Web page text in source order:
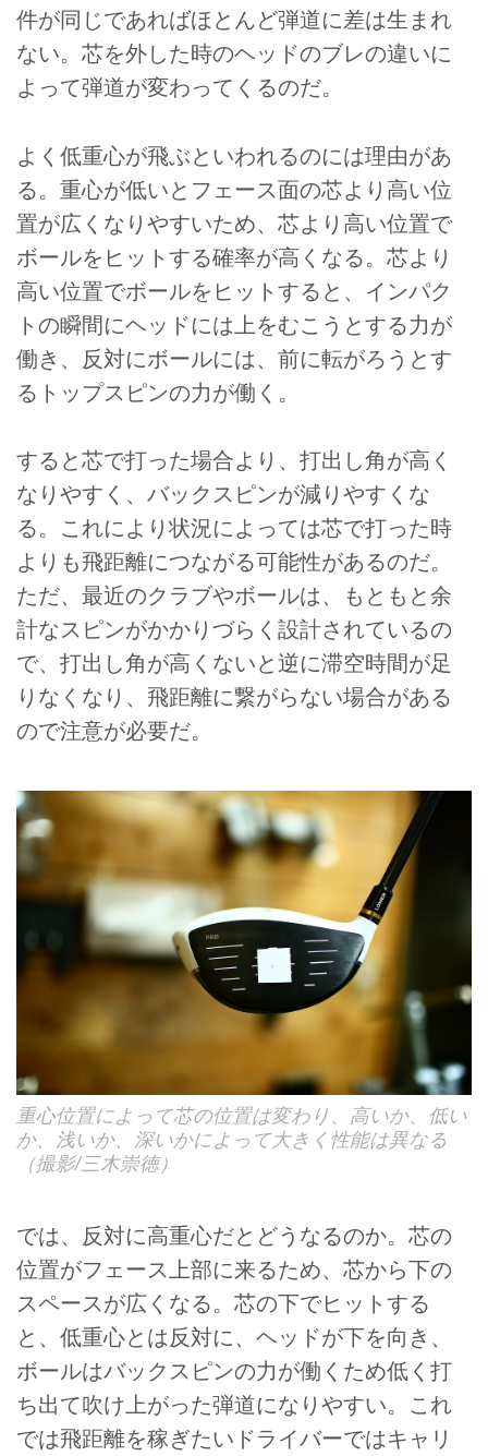
件が同じであればほとんど弾道に差は生まれ
ない。芯を外した時のヘッドのブレの違いに
よって弾道が変わってくるのだ。
よく低重心が飛ぶといわれるのには理由があ
る。重心が低いとフェース面の芯より高い位
置が広くなりやすいため、芯より高い位置で
ボールをヒットする確率が高くなる。芯より
高い位置でボールをヒットすると、インパク
トの瞬間にヘッドには上をむこうとする力が
働き、反対にボールには、前に転がろうとす
るトップスピンの力が働く。
すると芯で打った場合より、打出し角が高く
なりやすく、バックスピンが減りやすくな
る。これにより状況によっては芯で打った時
よりも飛距離につながる可能性があるのだ。
ただ、最近のクラブやボールは、もともと余
計なスピンがかかりづらく設計されているの
で、打出し角が高くないと逆に滞空時間が足
りなくなり、飛距離に繋がらない場合がある
ので注意が必要だ。
重心位置によって芯の位置は変わり、高いか、低い
か、浅いか、深いかによって大きく性能は異なる
（撮影/三木崇徳）
では、反対に高重心だとどうなるのか。芯の
位置がフェース上部に来るため、芯から下の
スペースが広くなる。芯の下でヒットする
と、低重心とは反対に、ヘッドが下を向き、
ボールはバックスピンの力が働くため低く打
ち出て吹け上がった弾道になりやすい。これ
では飛距離を稼ぎたいドライバーではキャリ